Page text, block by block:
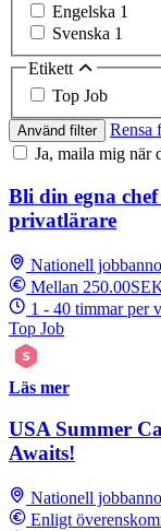
Engelska 1
Svenska 1
Etikett
Top Job
Använd filter
Rensa
Ja, maila mig när
Bli din egna
privatlärare
Nationell
Mellan
1 - 40 timmar per
Top Job
Läs mer
USA Summer
Awaits!
Nationell
Enligt